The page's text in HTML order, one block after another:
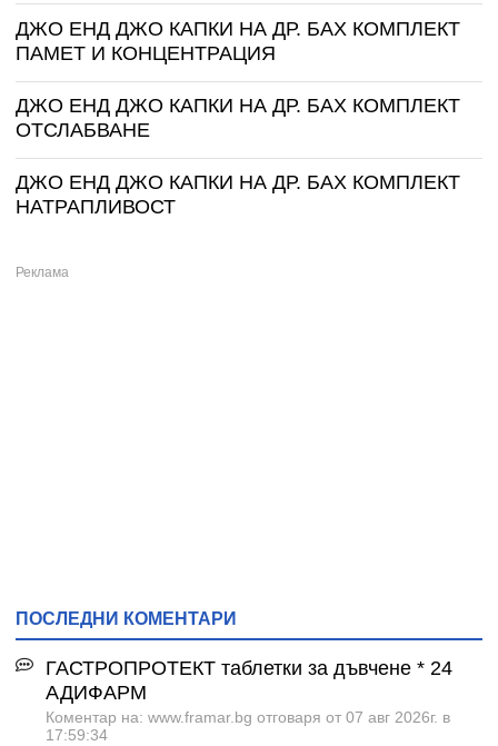
ДЖО ЕНД ДЖО КАПКИ НА ДР. БАХ КОМПЛЕКТ
ПАМЕТ И КОНЦЕНТРАЦИЯ
ДЖО ЕНД ДЖО КАПКИ НА ДР. БАХ КОМПЛЕКТ
ОТСЛАБВАНЕ
ДЖО ЕНД ДЖО КАПКИ НА ДР. БАХ КОМПЛЕКТ
НАТРАПЛИВОСТ
ПОСЛЕДНИ КОМЕНТАРИ
ГАСТРОПРОТЕКТ таблетки за дъвчене * 24
АДИФАРМ
Коментар на: www.framar.bg отговаря от 07 авг 2026г. в
17:59:34